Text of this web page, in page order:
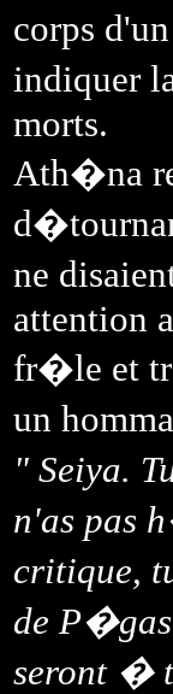
corps
indiquer
morts.
Ath�na
ne
attention
fr�le et
un
" Seiya.
n'as pas
critique,
de
seront �